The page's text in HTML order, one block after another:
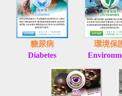
糖尿病
Diabetes
環境保